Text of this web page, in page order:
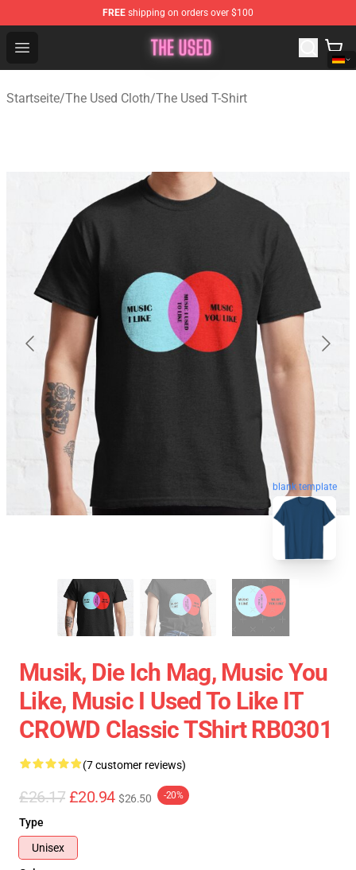
FREE shipping on orders over $100
Open menu
The Used Store - Official The Used Merchandise Shop
Startseite/The Used Cloth/The Used T-Shirt
blank template
Musik, Die Ich Mag, Music You
Like, Music I Used To Like IT
CROWD Classic TShirt RB0301
(7 customer reviews)
£26.17 £20.94 $26.50 -20%
Type
Unisex